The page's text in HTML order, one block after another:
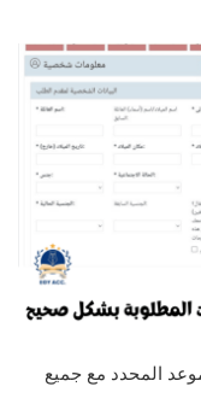
المحدد مع جميع